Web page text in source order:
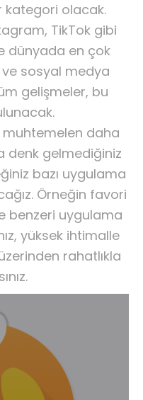
kategori olacak.
TikTok gibi
dünyada en çok
sosyal medya
gelişmeler, bu
muhtemelen daha
denk gelmediğiniz
bazı uygulama
Örneğin favori
benzeri uygulama
yüksek ihtimalle
rahatlıkla